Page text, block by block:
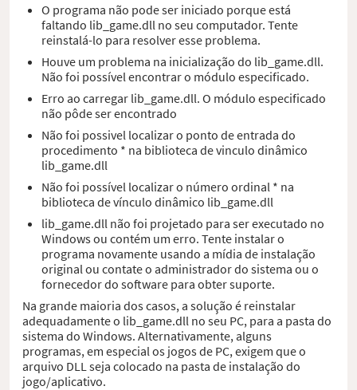
O programa não pode ser iniciado porque está
faltando lib_game.dll no seu computador. Tente
reinstalá-lo para resolver esse problema.
Houve um problema na inicialização do lib_game.dll.
Não foi possível encontrar o módulo especificado.
Erro ao carregar lib_game.dll. O módulo especificado
não pôde ser encontrado
Não foi possivel localizar o ponto de entrada do
procedimento * na biblioteca de vinculo dinâmico
lib_game.dll
Não foi possível localizar o número ordinal * na
biblioteca de vínculo dinâmico lib_game.dll
lib_game.dll não foi projetado para ser executado no
Windows ou contém um erro. Tente instalar o
programa novamente usando a mídia de instalação
original ou contate o administrador do sistema ou o
fornecedor do software para obter suporte.
Na grande maioria dos casos, a solução é reinstalar
adequadamente o lib_game.dll no seu PC, para a pasta do
sistema do Windows. Alternativamente, alguns
programas, em especial os jogos de PC, exigem que o
arquivo DLL seja colocado na pasta de instalação do
jogo/aplicativo.